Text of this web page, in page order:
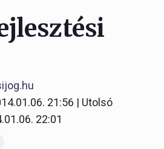
21:56 | Utolsó
22:01